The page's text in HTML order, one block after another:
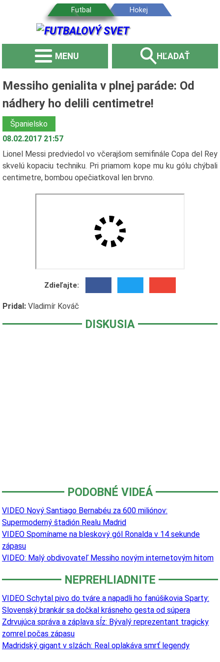
MENU HĽADAŤ
Messiho genialita v plnej paráde: Od
nádhery ho delili centimetre!
Španielsko
08.02.2017 21:57
Lionel Messi predviedol vo včerajšom semifinále Copa del Rey
skvelú kopaciu techniku. Pri priamom kope mu ku gólu chýbali
centimetre, bombou opečiatkoval len brvno.
Zdieľajte:
Pridal: Vladimír Kováč
DISKUSIA
PODOBNÉ VIDEÁ
VIDEO Nový Santiago Bernabéu za 600 miliónov:
Supermoderný štadión Realu Madrid
VIDEO Spomíname na bleskový gól Ronalda v 14 sekunde
zápasu
VIDEO: Malý obdivovateľ Messiho novým internetovým hitom
NEPREHLIADNITE
VIDEO Schytal pivo do tváre a napadli ho fanúšikovia Sparty:
Slovenský brankár sa dočkal krásneho gesta od súpera
Zdrvujúca správa a záplava sĺz: Bývalý reprezentant tragicky
zomrel počas zápasu
Madridský gigant v slzách: Real oplakáva smrť legendy